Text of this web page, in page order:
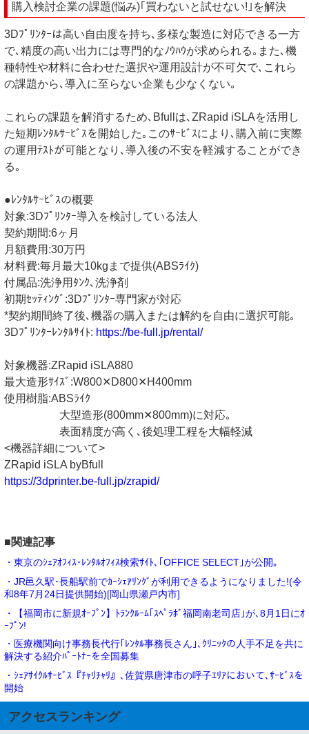
購入検討企業の課題(悩み)｢買わないと試せない!｣を解決
3Dﾌﾟﾘﾝﾀｰは高い自由度を持ち､多様な製造に対応できる一方
で､精度の高い出力には専門的なﾉｳﾊｳが求められる｡また､機
種特性や材料に合わせた選択や運用設計が不可欠で､これら
の課題から､導入に至らない企業も少なくない｡
これらの課題を解消するため､Bfullは､ZRapid iSLAを活用し
た短期ﾚﾝﾀﾙｻｰﾋﾞｽを開始した｡このｻｰﾋﾞｽにより､購入前に実際
の運用ﾃｽﾄが可能となり､導入後の不安を軽減することができ
る｡
●ﾚﾝﾀﾙｻｰﾋﾞｽの概要
対象:3Dﾌﾟﾘﾝﾀｰ導入を検討している法人
契約期間:6ヶ月
月額費用:30万円
材料費:毎月最大10kgまで提供(ABSﾗｲｸ)
付属品:洗浄用ﾀﾝｸ､洗浄剤
初期ｾｯﾃｨﾝｸﾞ:3Dﾌﾟﾘﾝﾀｰ専門家が対応
*契約期間終了後､機器の購入または解約を自由に選択可能｡
3Dﾌﾟﾘﾝﾀｰﾚﾝﾀﾙｻｲﾄ: https://be-full.jp/rental/
対象機器:ZRapid iSLA880
最大造形ｻｲｽﾞ:W800✕D800✕H400mm
使用樹脂:ABSﾗｲｸ
大型造形(800mm✕800mm)に対応｡
表面精度が高く､後処理工程を大幅軽減
<機器詳細について>
ZRapid iSLA byBfull
https://3dprinter.be-full.jp/zrapid/
■関連記事
・東京のｼｪｱｵﾌｨｽ･ﾚﾝﾀﾙｵﾌｨｽ検索ｻｲﾄ､｢OFFICE SELECT｣が公開｡
・JR邑久駅･長船駅前でｶｰｼｪｱﾘﾝｸﾞが利用できるようになりました!(令
和8年7月24日提供開始)[岡山県瀬戸内市]
・【福岡市に新規ｵｰﾌﾟﾝ】ﾄﾗﾝｸﾙｰﾑ｢ｽﾍﾟﾗﾎﾞ福岡南老司店｣が､8月1日にｵ
ｰﾌﾟﾝ!
・医療機関向け事務長代行｢ﾚﾝﾀﾙ事務長さん｣､ｸﾘﾆｯｸの人手不足を共に
解決する紹介ﾊﾟｰﾄﾅｰを全国募集
・ｼｪｱｻｲｸﾙｻｰﾋﾞｽ『ﾁｬﾘﾁｬﾘ』､佐賀県唐津市の呼子ｴﾘｱにおいて､ｻｰﾋﾞｽを
開始
アクセスランキング